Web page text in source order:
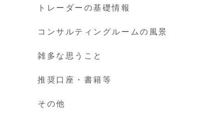
トレーダーの基礎情報
コンサルティングルームの風景
雑多な思うこと
推奨口座・書籍等
その他